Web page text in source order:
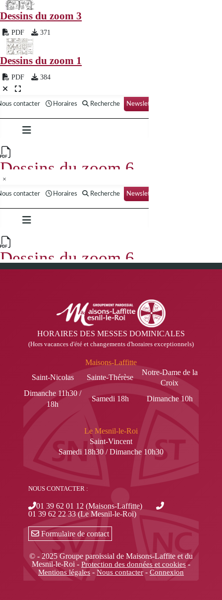
Dessins du zoom 3
PDF 371
Dessins du zoom 1
PDF 384
×
HORAIRES DES MESSES DOMINICALES
(Hors vacances d'été et changements d'horaires exceptionnels)
Maisons-Laffitte
Saint-Nicolas
Sainte-Thérèse
Notre-Dame de la
Croix
Dimanche 11h30 /
18h
Samedi 18h Dimanche 10h
Le Mesnil-le-Roi
Saint-Vincent
Samedi 18h30 / Dimanche 10h30
NOUS CONTACTER :
01 39 62 01 12 (Maisons-Laffitte)
01 39 62 22 33 (Le Mesnil-le-Roi)
Formulaire de contact
© - 2025 Groupe paroissial de Maisons-Laffite et du
Mesnil-le-Roi - Protection des données et cookies -
Mentions légales - Nous contacter - Connexion